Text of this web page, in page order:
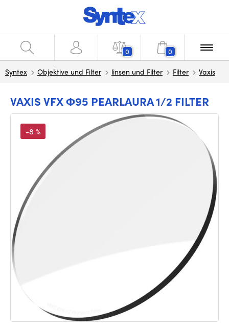
0 0
Syntex Objektive und Filter linsen und Filter Filter Vaxis
VAXIS VFX Φ95 PEARLAURA 1/2 FILTER
-8 %